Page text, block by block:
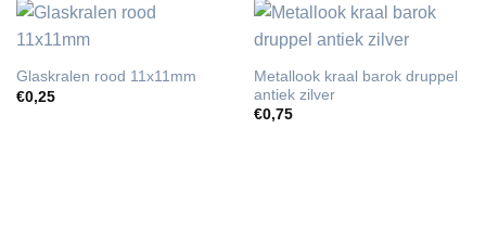
Glaskralen rood 11x11mm
€0,25
Metallook kraal barok druppel
antiek zilver
€0,75